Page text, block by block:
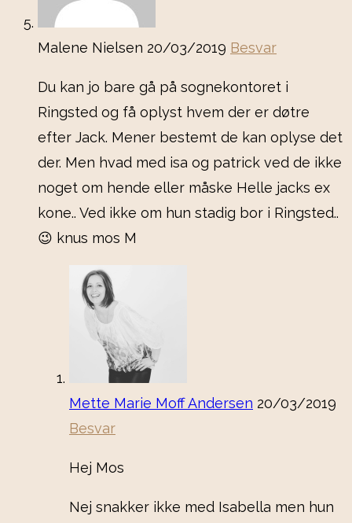
Malene Nielsen 20/03/2019 Besvar
Du kan jo bare gå på sognekontoret i
Ringsted og få oplyst hvem der er døtre
efter Jack. Mener bestemt de kan oplyse det
der. Men hvad med isa og patrick ved de ikke
noget om hende eller måske Helle jacks ex
kone.. Ved ikke om hun stadig bor i Ringsted..
😉 knus mos M
Mette Marie Moff Andersen 20/03/2019
Besvar
Hej Mos
Nej snakker ikke med Isabella men hun